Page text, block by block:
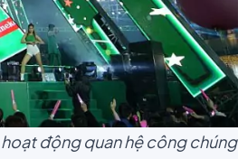
động quan hệ công chúng